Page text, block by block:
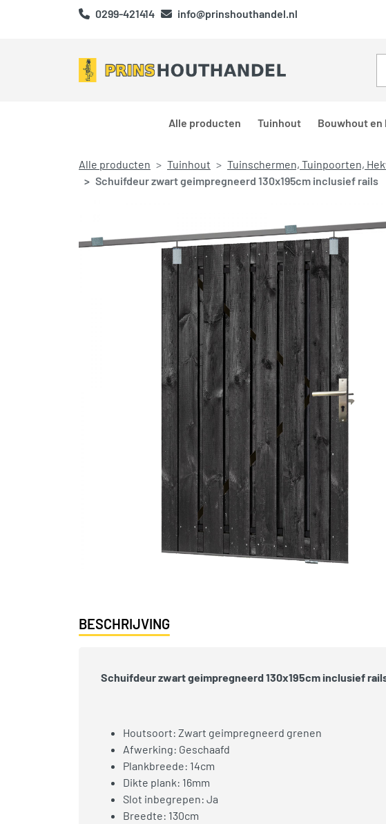
0299-421414 info@prinshouthandel.nl
Alle producten Tuinhout Bouwhout en
Alle producten Tuinhout Tuinschermen, Tuinpoorten,
Schuifdeur zwart geimpregneerd 130x195cm inclusief rails
BESCHRIJVING
Schuifdeur zwart geimpregneerd 130x195cm inclusief
Houtsoort: Zwart geimpregneerd grenen
Afwerking: Geschaafd
Plankbreede: 14cm
Dikte plank: 16mm
Slot inbegrepen: Ja
Breedte: 130cm